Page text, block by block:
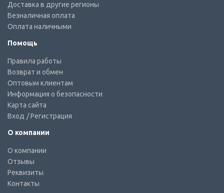
Доставка в другие регионы
Безналичная оплата
Оплата наличными
Помощь
Правила работы
Возврат и обмен
Оптовым клиентам
Информация о безопасности
Карта сайта
Вход / Регистрация
О компании
О компании
Отзывы
Реквизиты
Контакты